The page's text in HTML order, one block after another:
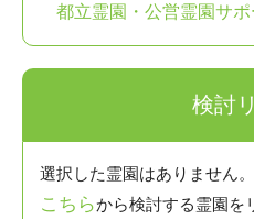
都立霊園・公営霊園サポ
検討
選択した霊園はありません。
こちらから検討する霊園を